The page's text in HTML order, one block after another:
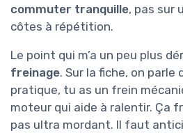
commuter tranquille, pas sur
côtes à répétition.
Le point qui m’a un peu plus
freinage. Sur la fiche, on parle
pratique, tu as un frein
moteur qui aide à ralentir. Ça
pas ultra mordant. Il faut